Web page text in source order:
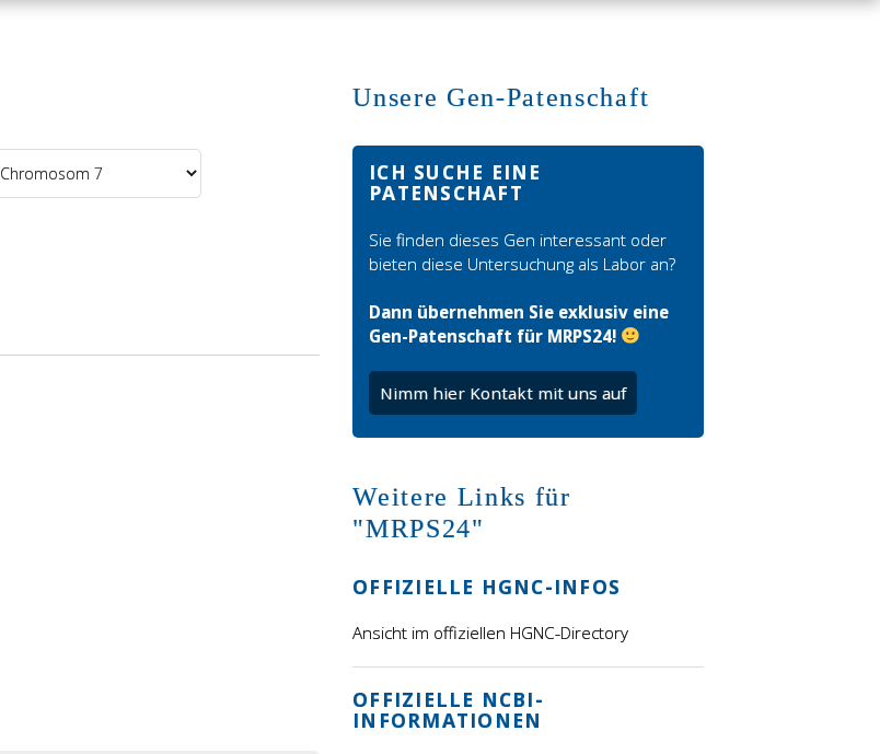
Unsere Gen-Patenschaft
ICH SUCHE EINE
PATENSCHAFT
Sie finden dieses Gen interessant oder
bieten diese Untersuchung als Labor an?
Dann übernehmen Sie exklusiv eine
Gen-Patenschaft für MRPS24!
Nimm hier Kontakt mit uns auf
Weitere Links für
"MRPS24"
OFFIZIELLE HGNC-INFOS
Ansicht im offiziellen HGNC-Directory
OFFIZIELLE NCBI-
INFORMATIONEN